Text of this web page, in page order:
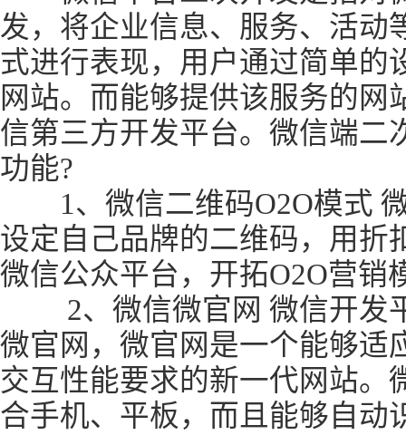
发，将企业信息、服务、活动
式进行表现，用户通过简单的
网站。而能够提供该服务的网
信第三方开发平台。微信端二
功能?
1、微信二维码O2O模式
设定自己品牌的二维码，用折
微信公众平台，开拓O2O营销
2、微信微官网 微信开发
微官网，微官网是一个能够适
交互性能要求的新一代网站。
合手机、平板，而且能够自动